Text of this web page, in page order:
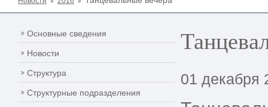
Основные сведения
Новости
Структура
Структурные подразделения
01 декабря